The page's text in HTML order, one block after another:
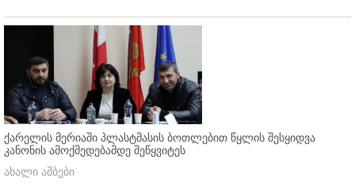
ქარელის მერიაში პლასტმასის ბოთლებით წყლის შესყიდვა
კანონის ამოქმედებამდე შეწყვიტეს
ახალი ამბები